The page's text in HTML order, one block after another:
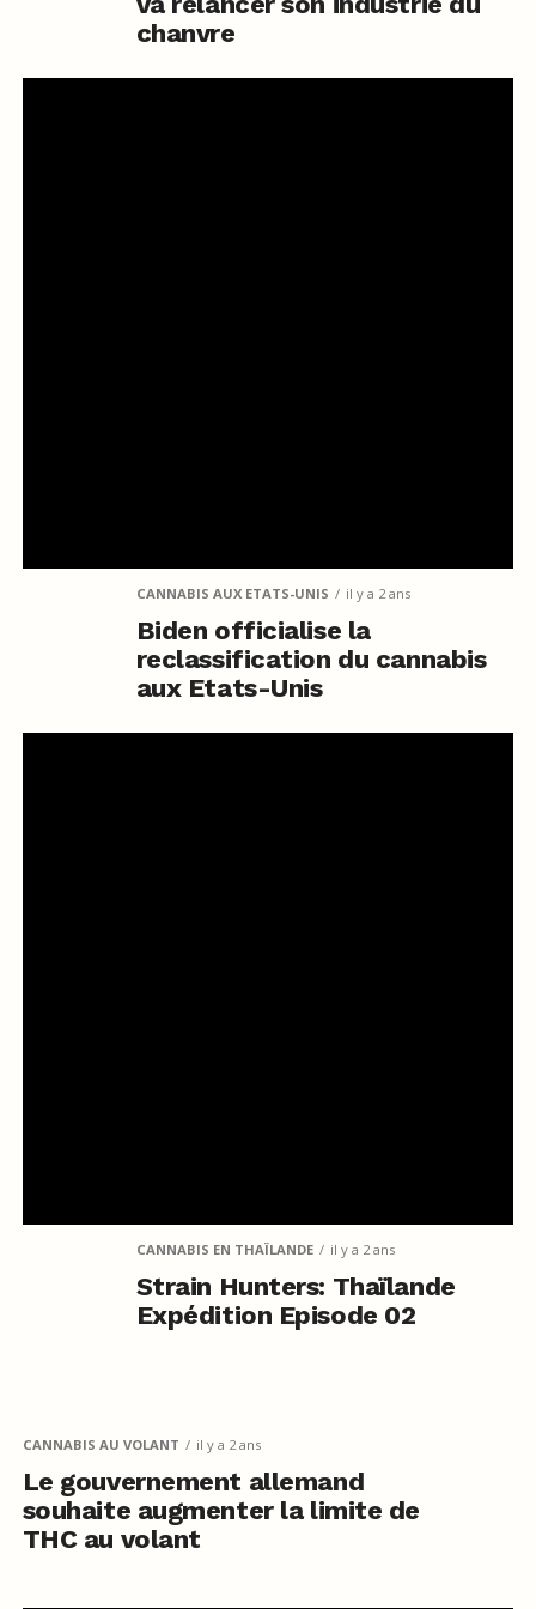
chanvre
CANNABIS AUX ETATS-UNIS il y a 2 ans
Biden officialise la
reclassification du cannabis
aux Etats-Unis
CANNABIS EN THAÏLANDE il y a 2 ans
Strain Hunters: Thaïlande
Expédition Episode 02
CANNABIS AU VOLANT il y a 2 ans
Le gouvernement allemand
souhaite augmenter la limite de
THC au volant